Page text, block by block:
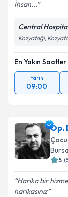
İhsan...
Central
Kozyatağı,
En Yakın Saatler
Yarın
09:00
Op.
Bursa
5 (
Harika bir
harikasınız